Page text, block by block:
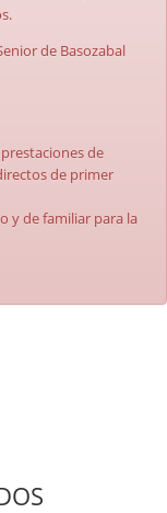
de Basozabal
de
de primer
y de familiar para la